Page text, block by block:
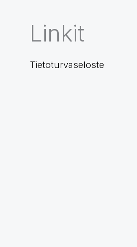
Linkit
Tietoturvaseloste